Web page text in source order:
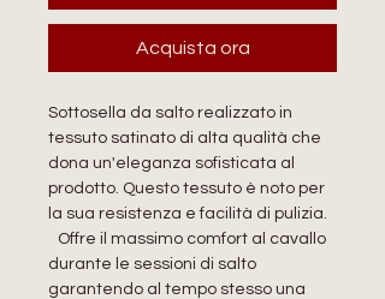
Acquista ora
Sottosella da salto realizzato in
tessuto satinato di alta qualità che
dona un'eleganza sofisticata al
prodotto. Questo tessuto è noto per
la sua resistenza e facilità di pulizia.
Offre il massimo comfort al cavallo
durante le sessioni di salto
garantendo al tempo stesso una